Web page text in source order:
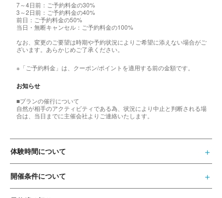
7～4日前：ご予約料金の30%
3～2日前：ご予約料金の40%
前日：ご予約料金の50%
当日・無断キャンセル：ご予約料金の100%
なお、変更のご要望は時期や予約状況によりご希望に添えない場合がご
ざいます。あらかじめご了承ください。
※「ご予約料金」は、クーポン/ポイントを適用する前の金額です。
お知らせ
■プランの催行について
自然が相手のアクティビティである為、状況により中止と判断される場
合は、当日までに主催会社よりご連絡いたします。
体験時間について
開催条件について